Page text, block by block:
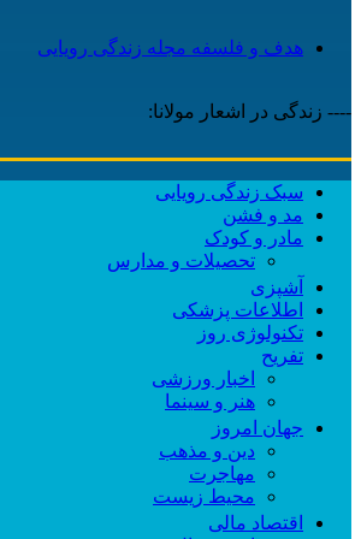
هدف و فلسفه مجله زندگی رویایی
---- زندگی در اشعار مولانا:
سبک زندگی رویایی
مد و فشن
مادر و کودک
تحصیلات و مدارس
آشپزی
اطلاعات پزشکی
تکنولوژی روز
تفریح
اخبار ورزشی
هنر و سینما
جهان امروز
دین و مذهب
مهاجرت
محیط زیست
اقتصاد مالی